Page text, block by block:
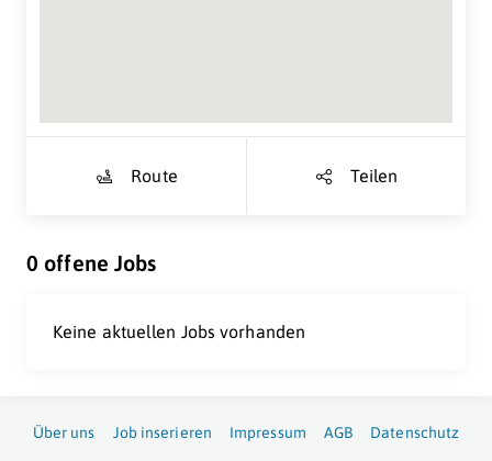
Route Teilen
0 offene Jobs
Keine aktuellen Jobs vorhanden
Über uns Job inserieren Impressum AGB Datenschutz